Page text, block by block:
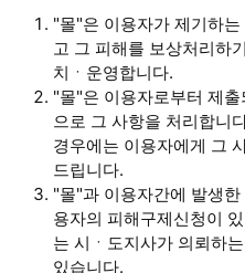
"몰"은 이용자가 제기하
고 그 피해를 보상처리하
치ㆍ운영합니다.
"몰"은 이용자로부터 제
으로 그 사항을 처리합니
경우에는 이용자에게 그
드립니다.
"몰"과 이용자간에 발생
용자의 피해구제신청이
는 시ㆍ도지사가 의뢰하
있습니다.